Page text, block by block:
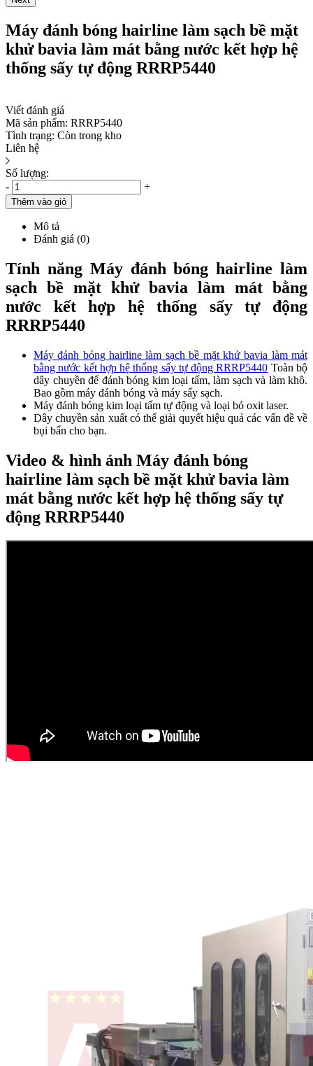
Máy đánh bóng hairline làm sạch bề mặt
khử bavia làm mát bằng nước kết hợp hệ
thống sấy tự động RRRP5440
Viết đánh giá
Mã sản phẩm: RRRP5440
Tình trạng: Còn trong kho
Liên hệ
Số lượng:
-
+
Thêm vào giỏ
Mô tả
Đánh giá (0)
Tính năng Máy đánh bóng hairline làm
sạch bề mặt khử bavia làm mát bằng
nước kết hợp hệ thống sấy tự động
RRRP5440
Máy đánh bóng hairline làm sạch bề mặt khử bavia làm mát
bằng nước kết hợp hệ thống sấy tự động RRRP5440 Toàn bộ
dây chuyền để đánh bóng kim loại tấm, làm sạch và làm khô.
Bao gồm máy đánh bóng và máy sấy sạch.
Máy đánh bóng kim loại tấm tự động và loại bỏ oxit laser.
Dây chuyền sản xuất có thể giải quyết hiệu quả các vấn đề về
bụi bẩn cho bạn.
Video & hình ảnh Máy đánh bóng
hairline làm sạch bề mặt khử bavia làm
mát bằng nước kết hợp hệ thống sấy tự
động RRRP5440